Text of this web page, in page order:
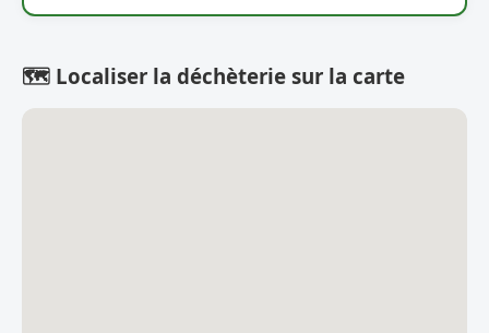
🗺️ Localiser la déchèterie sur la carte